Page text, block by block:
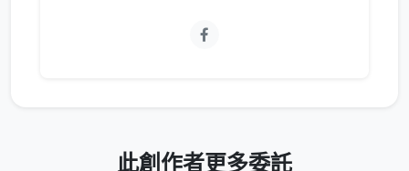
此創作者更多委託